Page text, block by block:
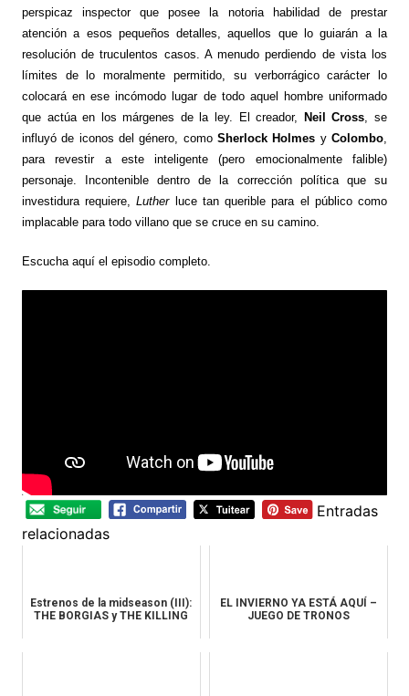
perspicaz inspector que posee la notoria habilidad de prestar
atención a esos pequeños detalles, aquellos que lo guiarán a la
resolución de truculentos casos. A menudo perdiendo de vista los
límites de lo moralmente permitido, su verborrágico carácter lo
colocará en ese incómodo lugar de todo aquel hombre uniformado
que actúa en los márgenes de la ley. El creador,
Neil Cross, se
influyó de iconos del género, comoSherlock Holmes yColombo,
para revestir a este inteligente (pero emocionalmente falible)
personaje. Incontenible dentro de la corrección política que su
investidura requiere,Lutherluce tan querible para el público como
implacable para todo villano que se cruce en su camino.
Escucha aquí el episodio completo.
Entradas
relacionadas
Estrenos de la midseason (III):
THE BORGIAS y THE KILLING
EL INVIERNO YA ESTÁ AQUÍ –
JUEGO DE TRONOS